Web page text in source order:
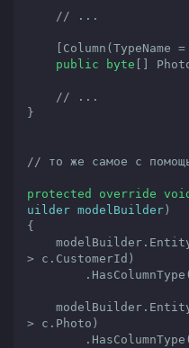
// ...
    [Column(TypeName =
public
byte []
// ...
}
// то же самое с
protected override
uilder modelBuilder
{
> c.CustomerId)
        .HasColumnType(
> c.Photo)
        .HasColumnType(